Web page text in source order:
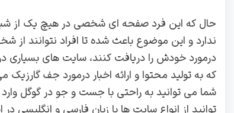
حال که این فرد صفحه ای شخصی در هیچ یک از
ندارد و این موضوع باعث شده تا افراد نتوانند از
درمورد خودش را دریافت کنند، سایت های بسیاری در
که به تولید محتوا و ارائه اخبار درمورد جف
شما می توانید به راحتی با جست و جو در گوگل
توانید از انواع سایت ها با زبان فارسی و انگلیسی در